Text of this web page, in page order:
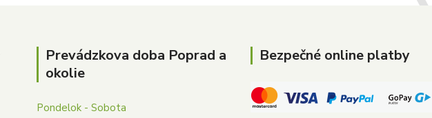
Prevádzkova doba Poprad a
okolie
Pondelok - Sobota
Bezpečné online platby